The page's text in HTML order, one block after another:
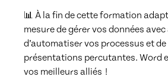
📊 À la fin de cette formation
mesure de gérer vos données
d’automatiser vos processus et de
présentations percutantes. Word
vos meilleurs alliés  !